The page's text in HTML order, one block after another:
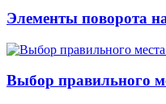
Элементы поворота
Выбор правильного